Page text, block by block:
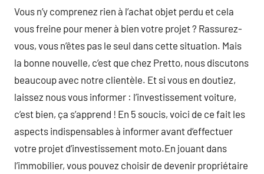
Vous n’y comprenez rien à l’achat objet perdu et cela
vous freine pour mener à bien votre projet ? Rassurez-
vous, vous n’êtes pas le seul dans cette situation. Mais
la bonne nouvelle, c’est que chez Pretto, nous discutons
beaucoup avec notre clientèle. Et si vous en doutiez,
laissez nous vous informer : l’investissement voiture,
c’est bien, ça s’apprend ! En 5 soucis, voici de ce fait les
aspects indispensables à informer avant d’effectuer
votre projet d’investissement moto.En jouant dans
l’immobilier, vous pouvez choisir de devenir propriétaire